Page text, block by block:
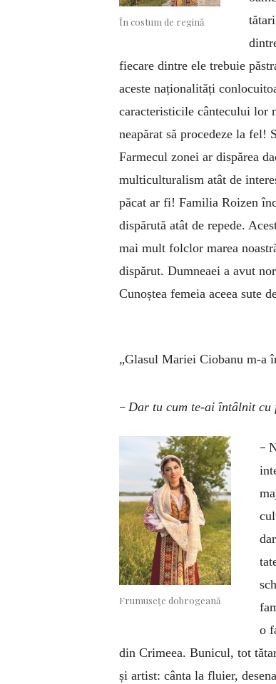
În costum de regină
fiecare dintre ele trebuie
aceste naționalități
caracteristicile cântecului lor
neapărat să procedeze la fel!
Farmecul zonei ar dispărea
multiculturalism atât de
păcat ar fi! Familia Roizen
dispărută atât de repede.
mai mult folclor marea
dispărut. Dumneaei a avut
Cunoștea femeia aceea sute
„Glasul Mariei Ciobanu m-a
– Dar tu cum te-ai întâlnit cu
Frumusețe dobrogeană
–
o
din Crimeea. Bunicul, tot
și artist: cânta la fluier,